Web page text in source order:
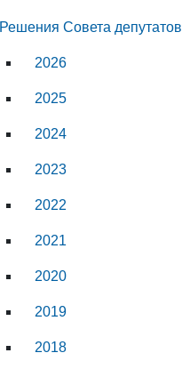
Решения Совета депутатов
2026
2025
2024
2023
2022
2021
2020
2019
2018